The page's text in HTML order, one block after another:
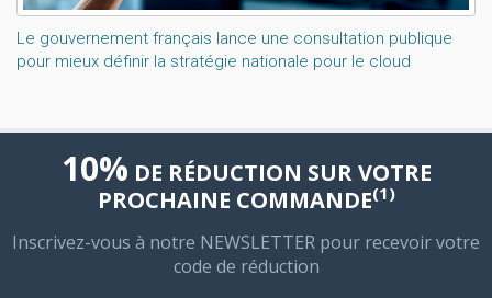
Le gouvernement français lance une consultation publique
pour mieux définir la stratégie nationale pour le cloud
10% DE RÉDUCTION SUR VOTRE
PROCHAINE COMMANDE(1)
Inscrivez-vous à notre NEWSLETTER pour recevoir votre
code de réduction